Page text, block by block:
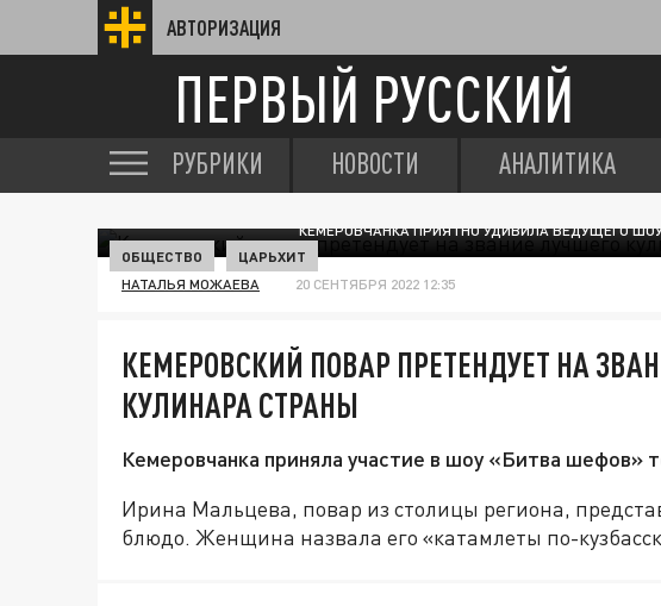
АВТОРИЗАЦИЯ
ПЕРВЫЙ РУССКИЙ
РУБРИКИ НОВОСТИ АНАЛИТИКА
КЕМЕРОВЧАНКА ПРИЯТНО УДИВИЛА ВЕДУЩЕГО
ОБЩЕСТВО ЦАРЬХИТ
НАТАЛЬЯ МОЖАЕВА 20 СЕНТЯБРЯ 2022 12:35
КЕМЕРОВСКИЙ ПОВАР ПРЕТЕНДУЕТ НА
КУЛИНАРА СТРАНЫ
Кемеровчанка приняла участие в шоу «Битва шефов»
Ирина Мальцева, повар из столицы региона,
блюдо. Женщина назвала его «катамлеты по-